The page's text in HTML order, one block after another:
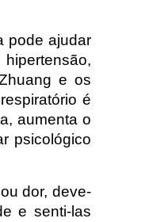
pode ajudar
e os
é
aumenta o
psicológico
dor, deve-
e senti-las